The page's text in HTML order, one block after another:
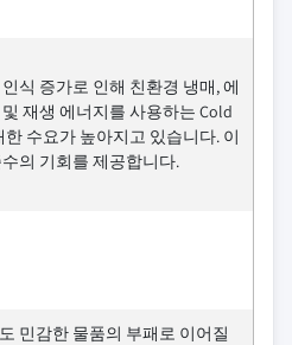
식 증가로 인해 친환경 냉매, 에
재생 에너지를 사용하는 Cold
한 수요가 높아지고 있습니다. 이
의 기회를 제공합니다.
민감한 물품의 부패로 이어질